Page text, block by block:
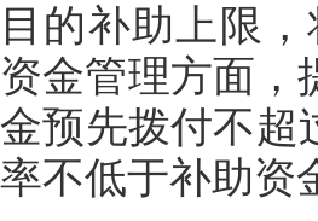
目的补助上限
资金管理方面，
金预先拨付不超
率不低于补助资